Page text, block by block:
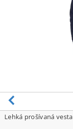
Lehká prošívaná